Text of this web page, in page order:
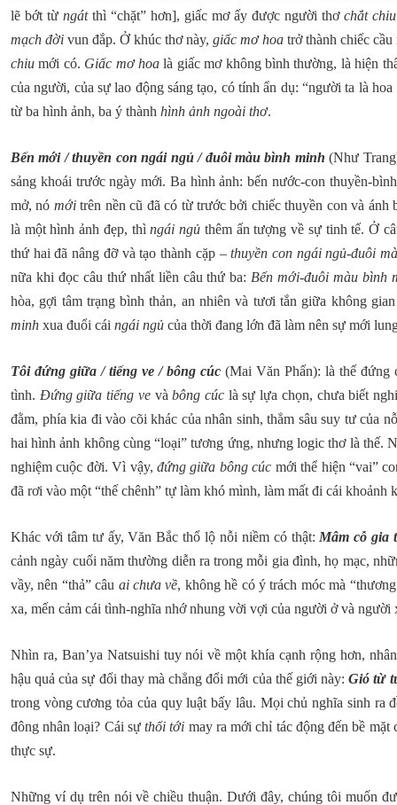
lẽ bớt từ ngátthì “chặt” hơn], giấc mơ ấy được người thơ chắt chiu
mạch đời vun đắp. Ở khúc thơ này, giấc mơ hoa trở thành chiếc
chiu mới có. Giấc mơ hoa là giấc mơ không bình thường, là hiện
của người, của sự lao động sáng tạo, có tính ẩn dụ: “người ta là
từ ba hình ảnh, ba ý thành hình ảnh ngoài thơ.
Bến mới / thuyền con ngái ngủ / đuôi màu bình minh (Như
sảng khoái trước ngày mới. Ba hình ảnh: bến nước-con thuyền-
mở, nó mớitrên nền cũ đã có từ trước bởi chiếc thuyền con và
là một hình ảnh đẹp, thìngái ngủ thêm ấn tượng về sự tinh tế. Ở
thứ hai đã nâng đỡ và tạo thành cặp –thuyền con ngái ngủ-đuôi
nữa khi đọc câu thứ nhất liền câu thứ ba: Bến mới-đuôi màu bình
hòa, gợi tâm trạng bình thản, an nhiên và tươi tắn giữa không
minh xua đuổi cái ngái ngủ của thời đang lớn đã làm nên sự mới
Tôi đứng giữa / tiếng ve / bông cúc (Mai Văn Phấn): là thế đứng
tình. Đứng giữa tiếng vevàbông cúc là sự lựa chọn, chưa biết
đằm, phía kia đi vào cõi khác của nhân sinh, thẳm sâu suy tư của
hai hình ảnh không cùng “loại” tương ứng, nhưng logic thơ là thế.
nghiệm cuộc đời. Vì vậy,đứng giữa bông cúc mới thể hiện “vai”
đã rơi vào một “thế chênh” tự làm khó mình, làm mất đi cái khoảnh
Khác với tâm tư ấy, Văn Bắc thổ lộ nỗi niềm có thật: Mâm cỗ gia
cảnh ngày cuối năm thường diễn ra trong mỗi gia đình, họ mạc,
vầy, nên “thả” câu ai chưa về, không hề có ý trách móc mà
xa, mến cảm cái tình-nghĩa nhớ nhung vời vợi của người ở và người
Nhìn ra, Ban’ya Natsuishi tuy nói về một khía cạnh rộng hơn,
hậu quả của sự đổi thay mà chẳng đổi mới của thế giới này:Gió từ
trong vòng cương tỏa của quy luật bấy lâu. Mọi chủ nghĩa sinh ra
đông nhân loại? Cái sựthổi tới may ra mới chỉ tác động đến bề
thực sự.
Những ví dụ trên nói về chiều thuận. Dưới đây, chúng tôi muốn